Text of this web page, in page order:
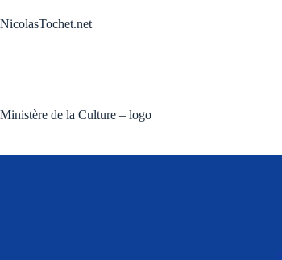
au
NicolasTochet.net
Ministère de la Culture – logo